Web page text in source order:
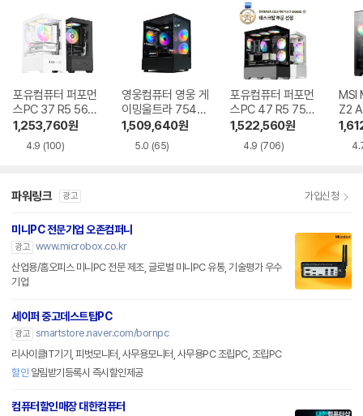
포유컴퓨터 퍼포먼
스PC 37 R5 5600
RTX5060
1,253,760원
4.9 (100)
영웅컴퓨터 영웅 게
이밍울트라 7546
GT R5 7500F RT
X5060Ti
1,509,640원
5.0 (65)
포유컴퓨터 퍼포먼
스PC 47 R5 7500
F RTX5060Ti
1,522,560원
4.9 (706)
MSI
Z2
R5-
파워링크 광고 가입신청
미니PC 전문기업 오존컴퍼니
광고 www.microbox.co.kr
산업용/홈오피스 미니PC 전문 제조, 글로벌 미니PC 유통, 기술평가 우수
기업
세이퍼 중고데스트탑PC
광고 smartstore.naver.com/bornpc
리사이클IT기기, 피벗모니터, 사무용모니터, 사무용PC 조립PC, 조립PC
할인 알림받기등록시 즉시할인제공
컴퓨터할인매장 대한컴퓨터